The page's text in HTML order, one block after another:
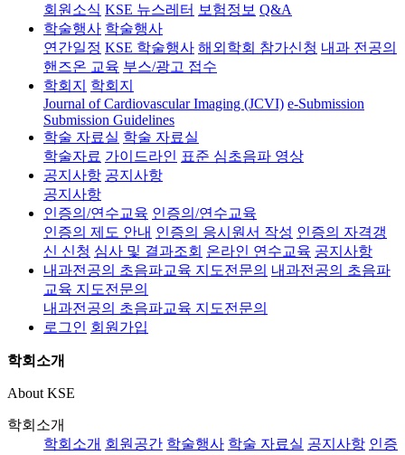
회원소식 KSE 뉴스레터 보험정보 Q&A
학술행사 학술행사
연간일정 KSE 학술행사 해외학회 참가신청 내과 전공의
핸즈온 교육 부스/광고 접수
학회지
학회지
Journal of Cardiovascular Imaging (JCVI) e-Submission
Submission Guidelines
학술 자료실 학술 자료실
학술자료 가이드라인 표준 심초음파 영상
공지사항 공지사항
공지사항
인증의/연수교육 인증의/연수교육
인증의 제도 안내 인증의 응시원서 작성 인증의 자격갱
신 신청 심사 및 결과조회 온라인 연수교육 공지사항
내과전공의 초음파교육 지도전문의 내과전공의 초음파
교육 지도전문의
내과전공의 초음파교육 지도전문의
로그인 회원가입
학회소개
About KSE
학회소개
학회소개 회원공간 학술행사 학술 자료실 공지사항 인증